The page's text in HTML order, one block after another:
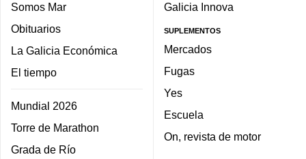
Somos Mar
Obituarios
La Galicia Económica
El tiempo
Mundial 2026
Torre de Marathon
Grada de Río
Galicia Innova
SUPLEMENTOS
Mercados
Fugas
Yes
Escuela
On, revista de motor